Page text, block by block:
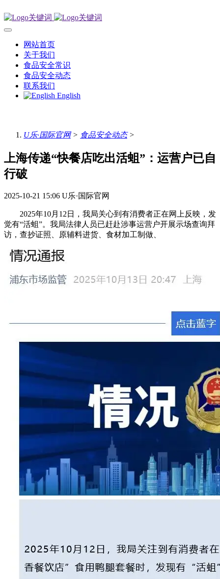
网站首页
关于我们
食品安全常识
食品安全动态
联系我们
English
U乐·国际官网> 食品安全动态>
上海传递“快餐店吃出活蛆”：运营户已自
行破
2025-10-21 15:06 U乐·国际官网
2025年10月12日，我局关心到有消费者正在网上反映，发
觉有“活蛆”。我局法律人员已赶赴涉事运营户开展示场查询拜
访，查抄证照、原辅料进货、食材加工制做、